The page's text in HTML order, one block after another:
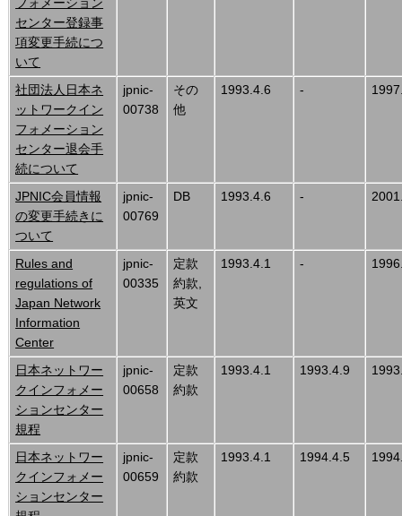
センター登録事
項変更手続につ
いて
社団法人日本ネ
ットワークイン
フォメーション
センター退会手
続について
jpnic-
00738
その
他
1993.4.6 -
JPNIC会員情報
の変更手続きに
ついて
jpnic-
00769
DB 1993.4.6 -
Rules and
regulations of
Japan Network
Information
Center
jpnic-
00335
定款
約款,
英文
1993.4.1 -
日本ネットワー
クインフォメー
ションセンター
規程
jpnic-
00658
定款
約款
1993.4.1 1993.4.9
日本ネットワー
クインフォメー
ションセンター
jpnic-
00659
定款
約款
1993.4.1 1994.4.5